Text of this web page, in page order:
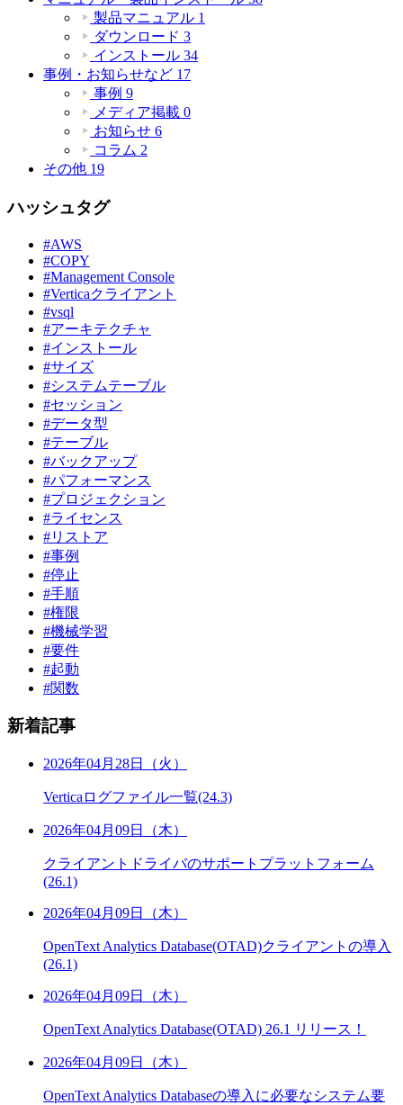
製品マニュアル 1
ダウンロード 3
インストール 34
事例・お知らせなど 17
事例 9
メディア掲載 0
お知らせ 6
コラム 2
その他 19
ハッシュタグ
#AWS
#COPY
#Management Console
#Verticaクライアント
#vsql
#アーキテクチャ
#インストール
#サイズ
#システムテーブル
#セッション
#データ型
#テーブル
#バックアップ
#パフォーマンス
#プロジェクション
#ライセンス
#リストア
#事例
#停止
#手順
#権限
#機械学習
#要件
#起動
#関数
新着記事
2026年04月28日（火）
Verticaログファイル一覧(24.3)
2026年04月09日（木）
クライアントドライバのサポートプラットフォーム
(26.1)
2026年04月09日（木）
OpenText Analytics Database(OTAD)クライアントの導入
(26.1)
2026年04月09日（木）
OpenText Analytics Database(OTAD) 26.1 リリース！
2026年04月09日（木）
OpenText Analytics Databaseの導入に必要なシステム要